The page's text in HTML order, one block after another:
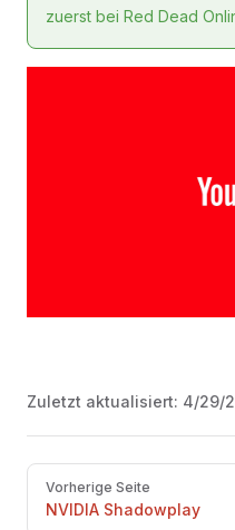
zuerst bei Red Dead
Zuletzt aktualisiert: 4/29/
Pager
Vorherige Seite
NVIDIA Shadowplay